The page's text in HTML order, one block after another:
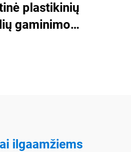
plastikinių
gaminimo
ilgaamžiems